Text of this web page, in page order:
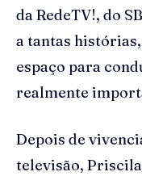
da RedeTV!, do
a tantas
espaço para
realmente
Depois de
televisão,